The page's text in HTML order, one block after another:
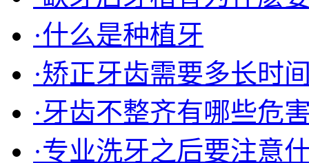
·什么是种植牙
·矫正牙齿需要多长时
·牙齿不整齐有哪些危
·专业洗牙之后要注意